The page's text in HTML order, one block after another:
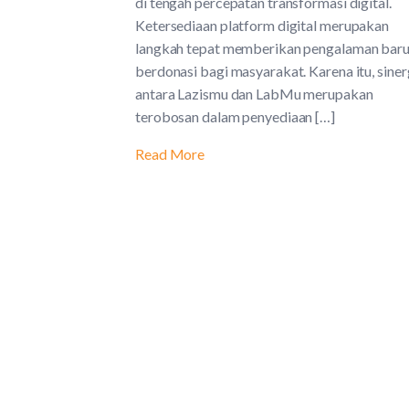
Ketersediaan platform digital merupakan
langkah tepat memberikan pengalaman baru
berdonasi bagi masyarakat. Karena itu,
antara Lazismu dan LabMu merupakan
terobosan dalam penyediaan […]
Read More